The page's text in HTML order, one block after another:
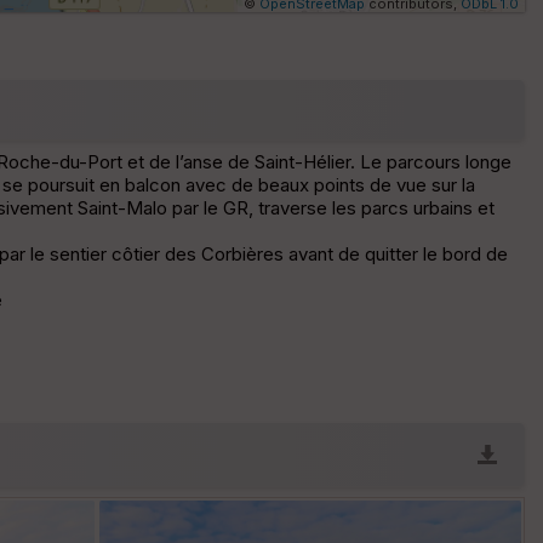
p
ar
t
e
© OpenStreetMap contributors, ODbL 1.0
du-Port et de l’anse de Saint-Hélier. Le parcours longe
poursuit en balcon avec de beaux points de vue sur la
Saint-Malo par le GR, traverse les parcs urbains et
le sentier côtier des Corbières avant de quitter le bord de